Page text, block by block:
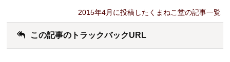
2015年4月に投稿したくまねこ堂の記事一覧
この記事のトラックバックURL